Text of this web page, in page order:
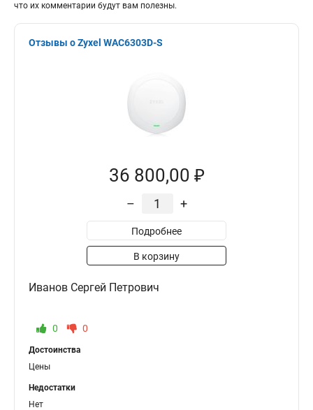
что их комментарии будут вам полезны.
Отзывы о Zyxel WAC6303D-S
36 800,00 ₽
– +
Подробнее
В корзину
Иванов Сергей Петрович
0 0
Достоинства
Цены
Недостатки
Нет